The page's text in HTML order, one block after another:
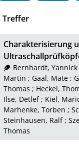
Treffer
Charakterisierung
Bernhardt, Yannick
Martin ; Gaal, Mate ;
Thomas ; Heckel,
Ilse, Detlef; Kiel,
Marhenke, Torben ;
Steinhausen, Ralf;
Thomas